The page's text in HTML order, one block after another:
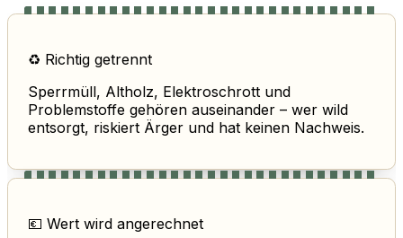
♻️ Richtig getrennt
Sperrmüll, Altholz, Elektroschrott und
Problemstoffe gehören auseinander – wer wild
entsorgt, riskiert Ärger und hat keinen Nachweis.
💶 Wert wird angerechnet